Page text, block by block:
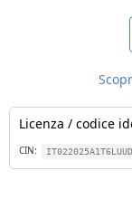
Licenza / codice
CIN: